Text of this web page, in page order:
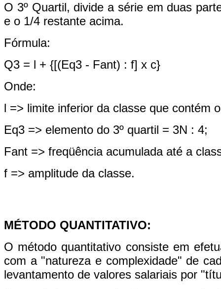
O 3º Quartil, divide a série em duas
e o 1/4 restante acima.
Fórmula:
Q3 = l + {[(Eq3 - Fant) : f] x c}
Onde:
l => limite inferior da classe que contém
Eq3 => elemento do 3º quartil = 3N : 4;
Fant => freqüência acumulada até a
f => amplitude da classe.
MÉTODO QUANTITATIVO:
O método quantitativo consiste em
com a "natureza e complexidade" de
levantamento de valores salariais por